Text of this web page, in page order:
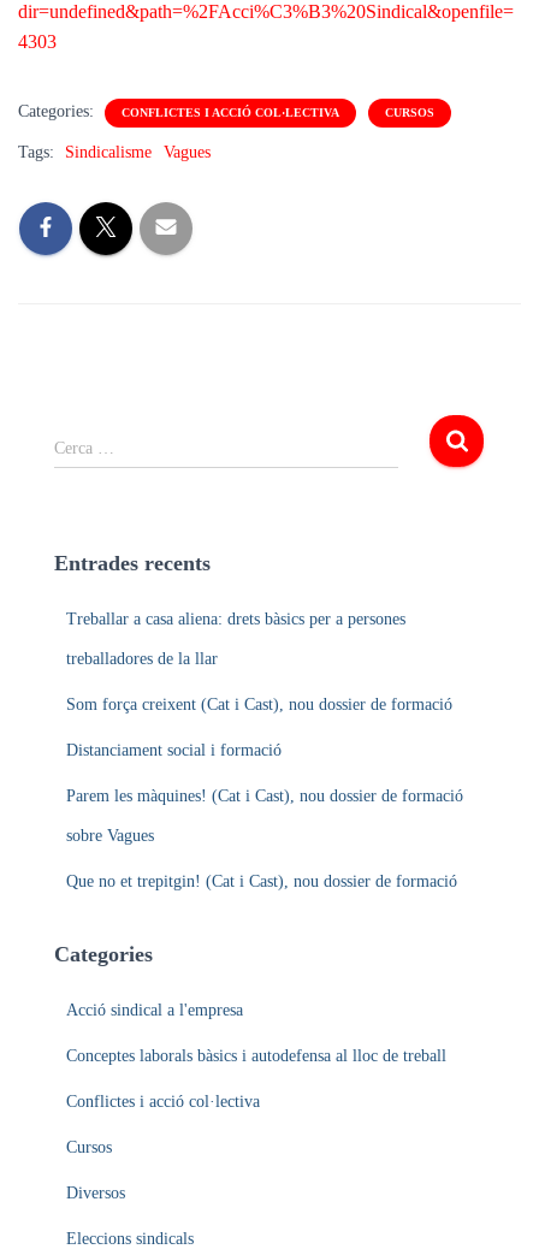
dir=undefined&path=%2FAcci%C3%B3%20Sindical&openfile=
4303
Categories: CONFLICTES I ACCIÓ COL·LECTIVA CURSOS
Tags: Sindicalisme Vagues
C
e
:
Cerca …
Entrades recents
Treballar a casa aliena: drets bàsics per a persones
treballadores de la llar
Som força creixent (Cat i Cast), nou dossier de formació
Distanciament social i formació
Parem les màquines! (Cat i Cast), nou dossier de formació
sobre Vagues
Que no et trepitgin! (Cat i Cast), nou dossier de formació
Categories
Acció sindical a l'empresa
Conceptes laborals bàsics i autodefensa al lloc de treball
Conflictes i acció col·lectiva
Cursos
Diversos
Eleccions sindicals